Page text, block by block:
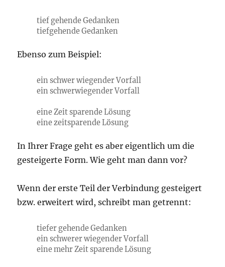
tief gehende Gedanken
tiefgehende Gedanken
Ebenso zum Beispiel:
ein schwer wiegender Vorfall
ein schwerwiegender Vorfall
eine Zeit sparende Lösung
eine zeitsparende Lösung
In Ihrer Frage geht es aber eigentlich um die
gesteigerte Form. Wie geht man dann vor?
Wenn der erste Teil der Verbindung gesteigert
bzw. erweitert wird, schreibt man getrennt:
tiefer gehende Gedanken
ein schwerer wiegender Vorfall
eine mehr Zeit sparende Lösung